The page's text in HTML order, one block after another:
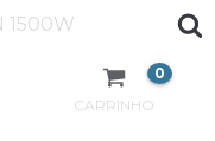
1500W
CARRINHO
0